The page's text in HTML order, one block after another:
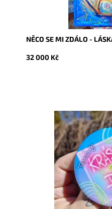
NĚCO SE MI ZDÁLO -
32 000 Kč
Dostupnost:
Skladem
10146